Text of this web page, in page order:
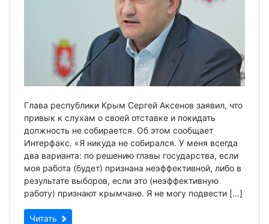
Глава республики Крым Сергей Аксенов заявил, что
привык к слухам о своей отставке и покидать
должность не собирается. Об этом сообщает
Интерфакс. «Я никуда не собирался. У меня всегда
два варианта: по решению главы государства, если
моя работа (будет) признана неэффективной, либо в
результате выборов, если это (неэффективную
работу) признают крымчане. Я не могу подвести […]
Читать